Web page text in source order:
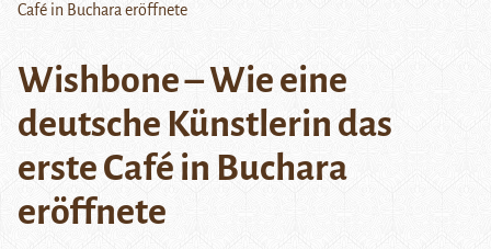
Café in Buchara eröffnete
Wishbone – Wie eine
deutsche Künstlerin das
erste Café in Buchara
eröffnete